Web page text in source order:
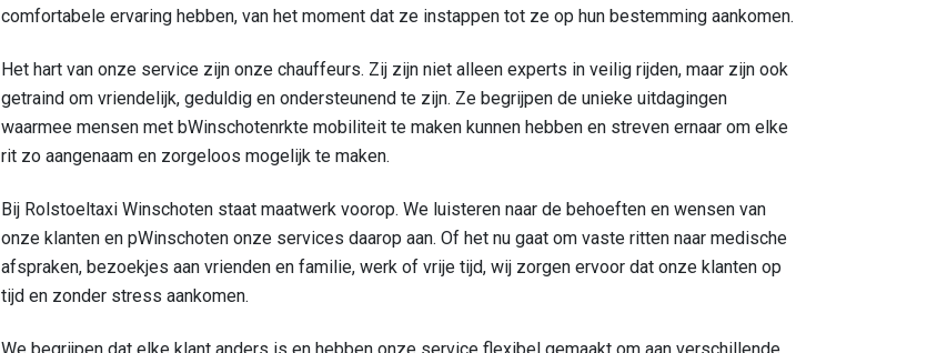
comfortabele ervaring hebben, van het moment dat ze instappen tot ze op hun bestemming aankomen.
Het hart van onze service zijn onze chauffeurs. Zij zijn niet alleen experts in veilig rijden, maar zijn ook
getraind om vriendelijk, geduldig en ondersteunend te zijn. Ze begrijpen de unieke uitdagingen
waarmee mensen met bWinschotenrkte mobiliteit te maken kunnen hebben en streven ernaar om elke
rit zo aangenaam en zorgeloos mogelijk te maken.
Bij Rolstoeltaxi Winschoten staat maatwerk voorop. We luisteren naar de behoeften en wensen van
onze klanten en pWinschoten onze services daarop aan. Of het nu gaat om vaste ritten naar medische
afspraken, bezoekjes aan vrienden en familie, werk of vrije tijd, wij zorgen ervoor dat onze klanten op
tijd en zonder stress aankomen.
We begrijpen dat elke klant anders is en hebben onze service flexibel gemaakt om aan verschillende